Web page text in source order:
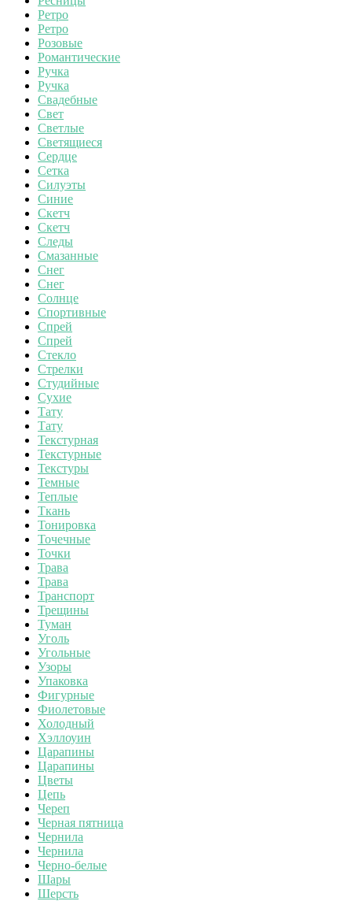
Ретро
Ретро
Розовые
Романтические
Ручка
Ручка
Свадебные
Свет
Светлые
Светящиеся
Сердце
Сетка
Силуэты
Синие
Скетч
Скетч
Следы
Смазанные
Снег
Снег
Солнце
Спортивные
Спрей
Спрей
Стекло
Стрелки
Студийные
Сухие
Тату
Тату
Текстурная
Текстурные
Текстуры
Темные
Теплые
Ткань
Тонировка
Точечные
Точки
Трава
Трава
Транспорт
Трещины
Туман
Уголь
Угольные
Узоры
Упаковка
Фигурные
Фиолетовые
Холодный
Хэллоуин
Царапины
Царапины
Цветы
Цепь
Череп
Черная пятница
Чернила
Чернила
Черно-белые
Шары
Шерсть